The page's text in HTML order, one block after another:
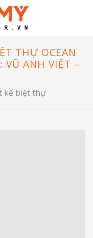
THỰ OCEAN
VŨ ANH VIỆT –
kế biệt thự